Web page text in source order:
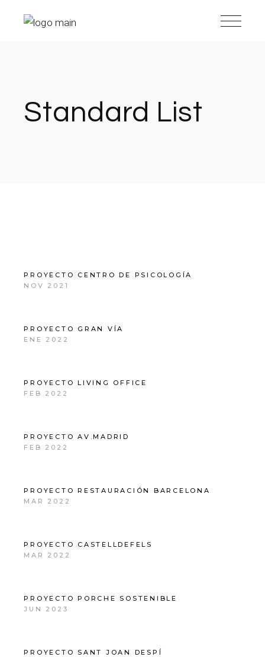
Standard List
PROYECTO CENTRO DE PSICOLOGÍA
NOV 2021
PROYECTO GRAN VÍA
ENE 2022
PROYECTO LIVING OFFICE
FEB 2022
PROYECTO AV.MADRID
FEB 2022
PROYECTO RESTAURACIÓN BARCELONA
MAR 2022
PROYECTO CASTELLDEFELS
MAR 2022
PROYECTO PORCHE SOSTENIBLE
JUN 2023
PROYECTO SANT JOAN DESPÍ